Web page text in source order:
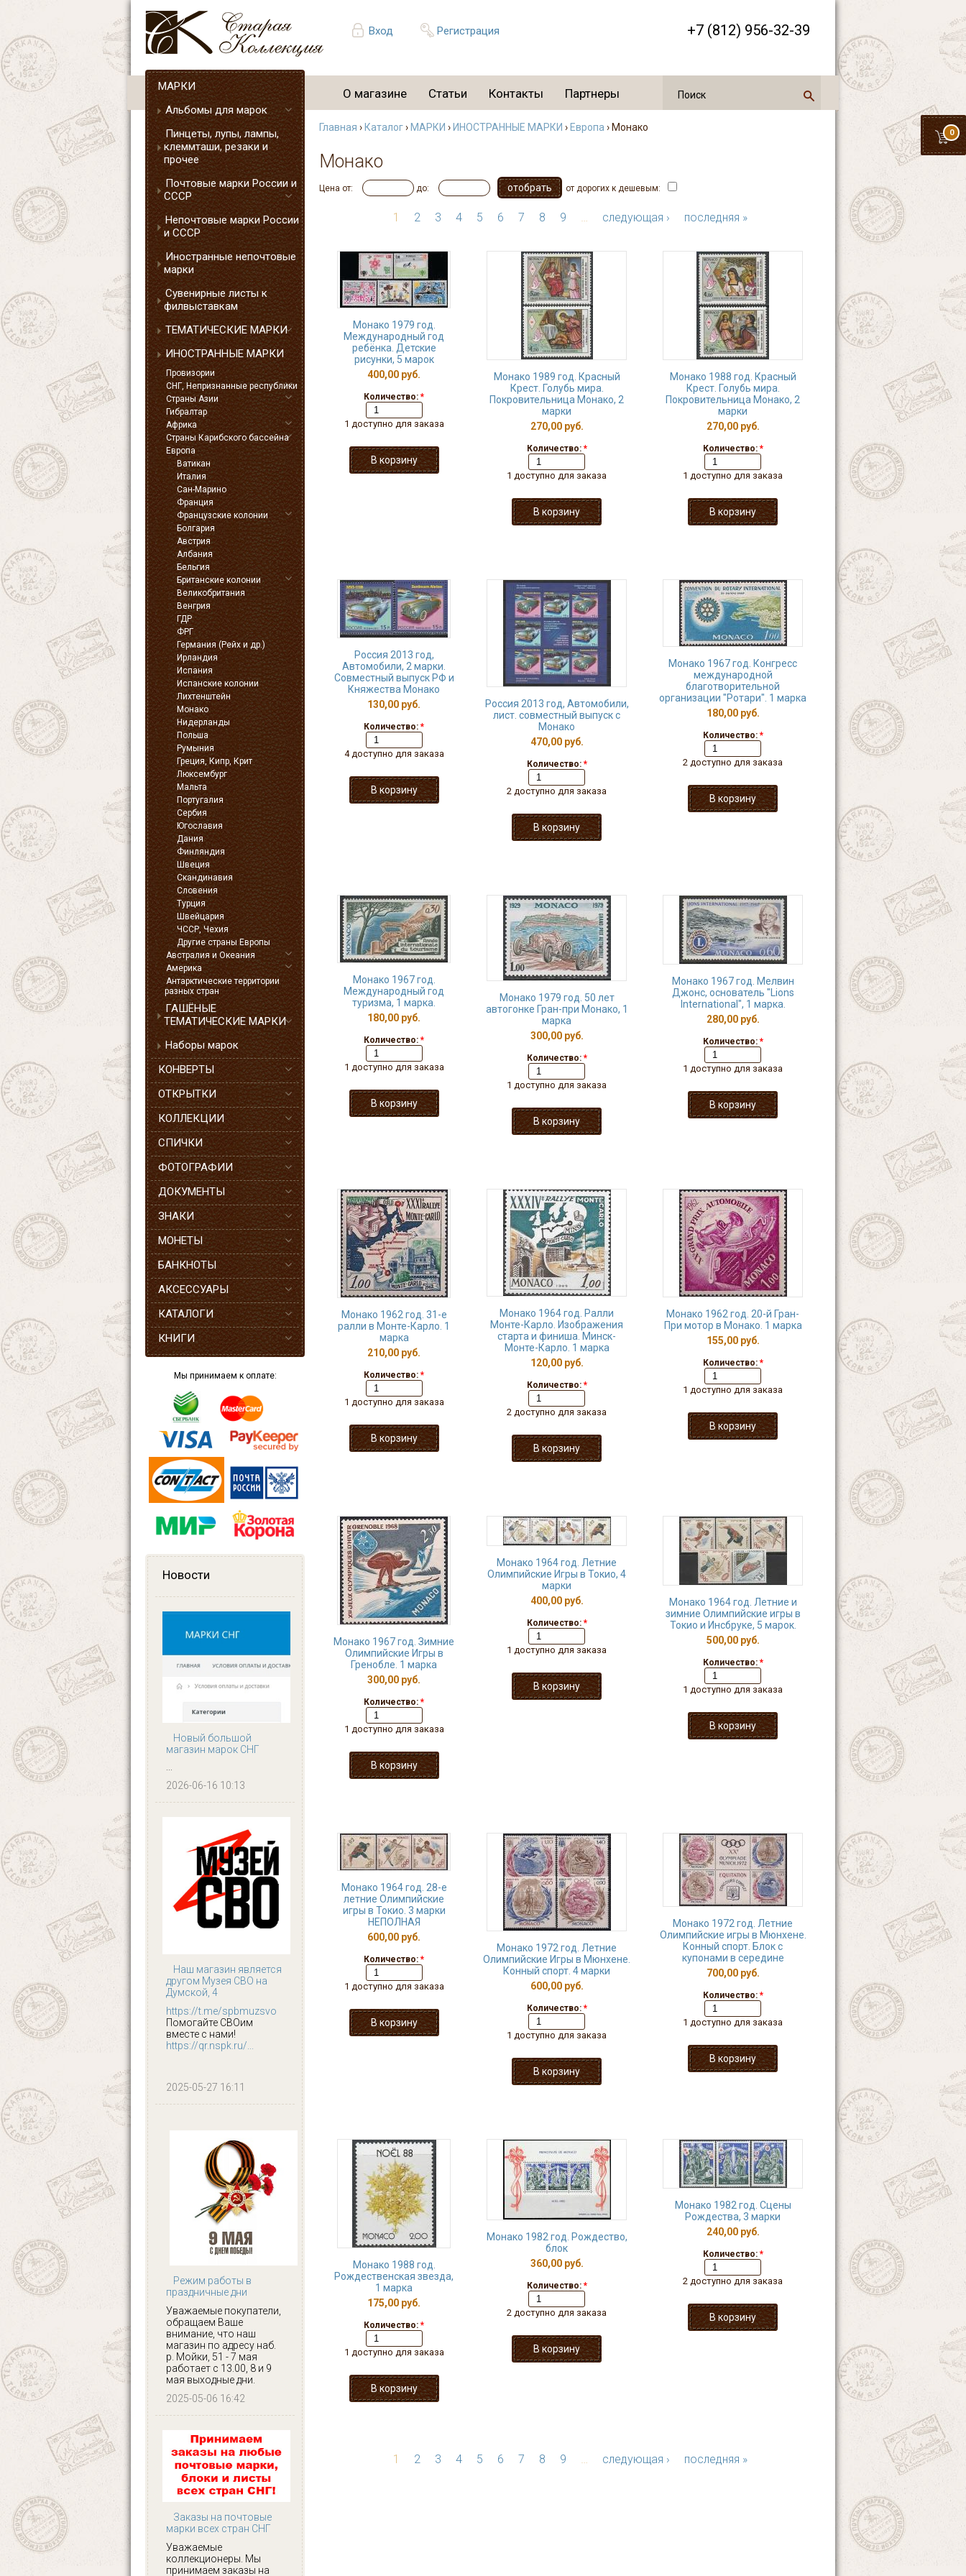
Вход Регистрация +7 (812) 956-32-39
0
О магазине Статьи Контакты Партнеры
МАРКИ
Альбомы для марок
Пинцеты, лупы, лампы,
клеммташи, резаки и
прочее
Почтовые марки России и
СССР
Непочтовые марки России
и СССР
Иностранные непочтовые
марки
Сувенирные листы к
филвыставкам
ТЕМАТИЧЕСКИЕ МАРКИ
ИНОСТРАННЫЕ МАРКИ
Провизории
СНГ, Непризнанные республики
Страны Азии
Гибралтар
Африка
Страны Карибского бассейна
Европа
Ватикан
Италия
Сан-Марино
Франция
Французские колонии
Болгария
Австрия
Албания
Бельгия
Британские колонии
Великобритания
Венгрия
ГДР
ФРГ
Германия (Рейх и др.)
Ирландия
Испания
Испанские колонии
Лихтенштейн
Монако
Нидерланды
Польша
Румыния
Греция, Кипр, Крит
Люксембург
Мальта
Португалия
Сербия
Югославия
Дания
Финляндия
Швеция
Скандинавия
Словения
Турция
Швейцария
ЧССР, Чехия
Другие страны Европы
Австралия и Океания
Америка
Антарктические территории
разных стран
ГАШЁНЫЕ
ТЕМАТИЧЕСКИЕ МАРКИ
Наборы марок
КОНВЕРТЫ
ОТКРЫТКИ
КОЛЛЕКЦИИ
СПИЧКИ
ФОТОГРАФИИ
ДОКУМЕНТЫ
ЗНАКИ
МОНЕТЫ
БАНКНОТЫ
АКСЕССУАРЫ
КАТАЛОГИ
КНИГИ
Мы принимаем к оплате:
Новости
Новый большой
магазин марок СНГ
...
2026-06-16 10:13
Наш магазин является
другом Музея СВО на
Думской, 4
https://t.me/spbmuzsvo
Помогайте СВОим
вместе с нами!
https://qr.nspk.ru/...
2025-05-27 16:11
Режим работы в
праздничные дни
Уважаемые покупатели,
обращаем Ваше
внимание, что наш
магазин по адресу наб.
р. Мойки, 51 - 7 мая
работает с 13.00, 8 и 9
мая выходные дни.
2025-05-06 16:42
Заказы на почтовые
марки всех стран СНГ
Уважаемые
коллекционеры. Мы
принимаем заказы на
Главная › Каталог› МАРКИ › ИНОСТРАННЫЕ МАРКИ › Европа › Монако
Монако
Цена от: до: от дорогих к дешевым:
1 2 3 4 5 6 7 8 9 … следующая › последняя »
Монако 1979 год.
Международный год
ребёнка. Детские
рисунки, 5 марок
400,00 руб.
Количество: *
1 доступно для заказа
Монако 1989 год. Красный
Крест. Голубь мира.
Покровительница Монако, 2
марки
270,00 руб.
Количество: *
1 доступно для заказа
Монако 1988 год. Красный
Крест. Голубь мира.
Покровительница Монако, 2
марки
270,00 руб.
Количество: *
1 доступно для заказа
Россия 2013 год,
Автомобили, 2 марки.
Совместный выпуск РФ и
Княжества Монако
130,00 руб.
Количество: *
4 доступно для заказа
Россия 2013 год, Автомобили,
лист. совместный выпуск с
Монако
470,00 руб.
Количество: *
2 доступно для заказа
Монако 1967 год. Конгресс
международной
благотворительной
организации "Ротари". 1 марка
180,00 руб.
Количество: *
2 доступно для заказа
Монако 1967 год.
Международный год
туризма, 1 марка.
180,00 руб.
Количество: *
1 доступно для заказа
Монако 1979 год. 50 лет
автогонке Гран-при Монако, 1
марка
300,00 руб.
Количество: *
1 доступно для заказа
Монако 1967 год. Мелвин
Джонс, основатель "Lions
International", 1 марка.
280,00 руб.
Количество: *
1 доступно для заказа
Монако 1962 год. 31-е
ралли в Монте-Карло. 1
марка
210,00 руб.
Количество: *
1 доступно для заказа
Монако 1964 год. Ралли
Монте-Карло. Изображения
старта и финиша. Минск-
Монте-Карло. 1 марка
120,00 руб.
Количество: *
2 доступно для заказа
Монако 1962 год. 20-й Гран-
При мотор в Монако. 1 марка
155,00 руб.
Количество: *
1 доступно для заказа
Монако 1967 год. Зимние
Олимпийские Игры в
Гренобле. 1 марка
300,00 руб.
Количество: *
1 доступно для заказа
Монако 1964 год. Летние
Олимпийские Игры в Токио, 4
марки
400,00 руб.
Количество: *
1 доступно для заказа
Монако 1964 год. Летние и
зимние Олимпийские игры в
Токио и Инсбруке, 5 марок.
500,00 руб.
Количество: *
1 доступно для заказа
Монако 1964 год. 28-е
летние Олимпийские
игры в Токио. 3 марки
НЕПОЛНАЯ
600,00 руб.
Количество: *
1 доступно для заказа
Монако 1972 год. Летние
Олимпийские Игры в Мюнхене.
Конный спорт. 4 марки
600,00 руб.
Количество: *
1 доступно для заказа
Монако 1972 год. Летние
Олимпийские игры в Мюнхене.
Конный спорт. Блок с
купонами в середине
700,00 руб.
Количество: *
1 доступно для заказа
Монако 1988 год.
Рождественская звезда,
1 марка
175,00 руб.
Количество: *
1 доступно для заказа
Монако 1982 год. Рождество,
блок
360,00 руб.
Количество: *
2 доступно для заказа
Монако 1982 год. Сцены
Рождества, 3 марки
240,00 руб.
Количество: *
2 доступно для заказа
1 2 3 4 5 6 7 8 9 … следующая › последняя »